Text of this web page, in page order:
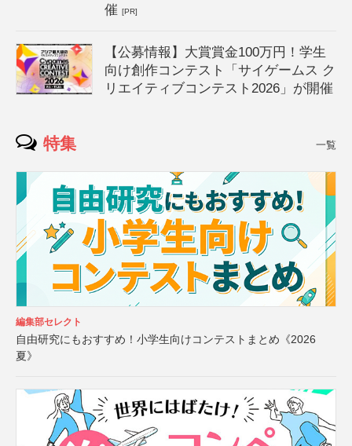
催[PR]
【公募情報】大賞賞金100万円！学生
向け創作コンテスト「サイゲームス ク
リエイティブコンテスト2026」が開催
特集 一覧
編集部セレクト
自由研究にもおすすめ！小学生向けコンテストまとめ《2026
夏》